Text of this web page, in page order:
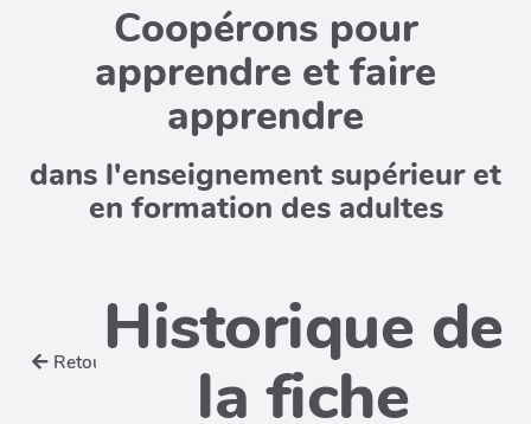
Coopérons pour
apprendre et faire
apprendre
dans l'enseignement supérieur et
en formation des adultes
Retour Historique de
la fiche